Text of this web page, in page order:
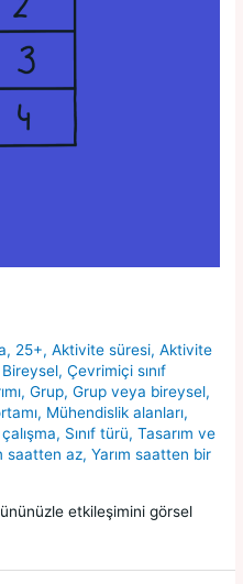
, 25+,Aktivite süresi,Aktivite
Bireysel,Çevrimiçi sınıf
,Grup,Grup veya bireysel,
, Mühendislik alanları,
, Sınıf türü,Tasarım ve
saatten az,Yarım saatten bir
etkileşimini görsel